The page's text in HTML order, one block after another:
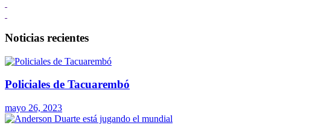
Noticias recientes
Policiales de Tacuarembó
mayo 26, 2023